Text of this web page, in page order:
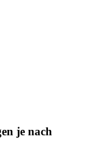
je nach